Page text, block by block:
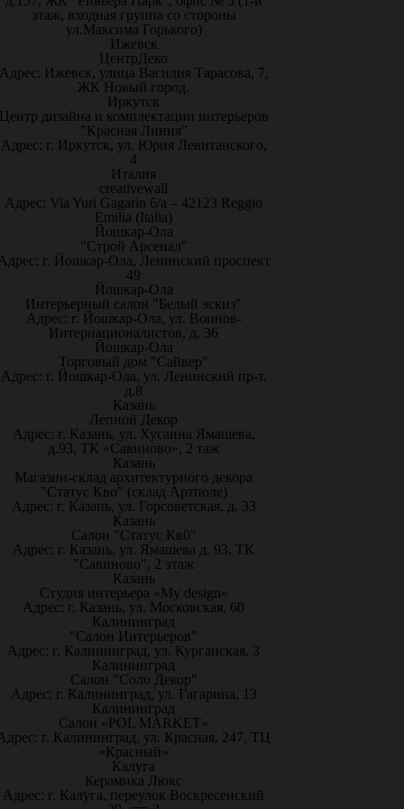
этаж, входная группа со стороны
ул.Максима Горького)
Ижевск
ЦентрДеко
Ижевск, улица Василия Тарасова, 7,
ЖК Новый город.
Иркутск
дизайна и комплектации интерьеров
"Красная Линия"
Адрес: г. Иркутск, ул. Юрия Левитанского,
4
Италия
creativewall
Адрес: Via Yuri Gagarin 6/a – 42123 Reggio
Emilia (Italia)
Йошкар-Ола
"Строй Арсенал"
г. Йошкар-Ола, Ленинский проспект
49
Йошкар-Ола
Интерьерный салон "Белый эскиз"
Адрес: г. Йошкар-Ола, ул. Воинов-
Интернационалистов, д. 36
Йошкар-Ола
Торговый дом "Сайвер"
Адрес: г. Йошкар-Ола, ул. Ленинский пр-т,
д.8
Казань
Лепной Декор
Адрес: г. Казань, ул. Хусаина Ямашева,
д.93, ТК «Савиново», 2 таж
Казань
Магазин-склад архитектурного декора
"Статус Кво" (склад Артполе)
Адрес: г. Казань, ул. Горсоветская, д. 33
Казань
Салон "Статус Кв0"
Адрес: г. Казань, ул. Ямашева д. 93, ТК
"Савиново", 2 этаж
Казань
Студия интерьера «My design»
Адрес: г. Казань, ул. Московская, 60
Калининград
"Салон Интерьеров"
Адрес: г. Калининград, ул. Курганская, 3
Калининград
Салон "Соло Декор"
Адрес: г. Калининград, ул. Гагарина, 13
Калининград
Салон «POL MARKET»
г. Калининград, ул. Красная, 247, ТЦ
«Красный»
Калуга
Керамика Люкс
Адрес: г. Калуга, переулок Воскресенский